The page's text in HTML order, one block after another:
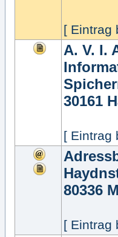
[ Eintrag
A. V. I.
30161
[ Eintrag
80336
[ Eintrag